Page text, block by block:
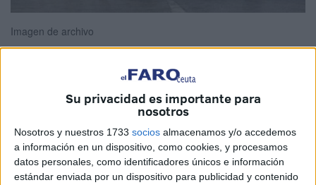
Su privacidad es importante para
nosotros
Nosotros y nuestros 1733 socios almacenamos y/o accedemos
a información en un dispositivo, como cookies, y procesamos
datos personales, como identificadores únicos e información
estándar enviada por un dispositivo para publicidad y contenido
Imagen de archivo
fronteradel Tarajal, que separa Ceuta deMarruecos
ha registrado colas y esperas de hasta dos horas en el
filtro de entrada de personas. Según fuentes consultadas
por este periódico, el origen está en los controles ejercidos
por el vecino país.